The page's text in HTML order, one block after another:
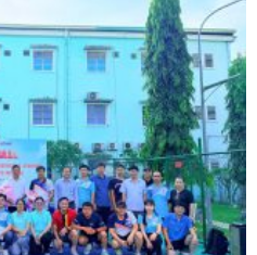
nổi Giải Pickleball chào mừng
Quốc tế Phụ nữ